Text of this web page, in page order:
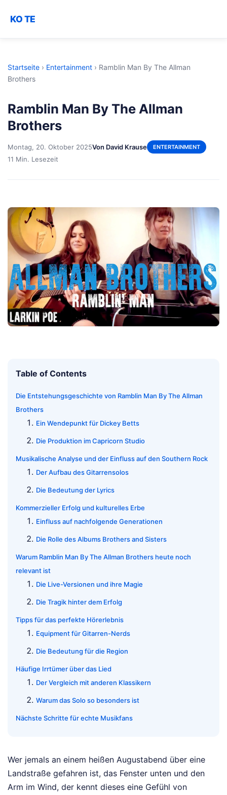
KO TE
Startseite › Entertainment › Ramblin Man By The Allman
Brothers
Ramblin Man By The Allman
Brothers
Montag, 20. Oktober 2025Von David Krause ENTERTAINMENT
11 Min. Lesezeit
Table of Contents
Die Entstehungsgeschichte von Ramblin Man By The Allman
Brothers
Ein Wendepunkt für Dickey Betts
Die Produktion im Capricorn Studio
Musikalische Analyse und der Einfluss auf den Southern Rock
Der Aufbau des Gitarrensolos
Die Bedeutung der Lyrics
Kommerzieller Erfolg und kulturelles Erbe
Einfluss auf nachfolgende Generationen
Die Rolle des Albums Brothers and Sisters
Warum Ramblin Man By The Allman Brothers heute noch
relevant ist
Die Live-Versionen und ihre Magie
Die Tragik hinter dem Erfolg
Tipps für das perfekte Hörerlebnis
Equipment für Gitarren-Nerds
Die Bedeutung für die Region
Häufige Irrtümer über das Lied
Der Vergleich mit anderen Klassikern
Warum das Solo so besonders ist
Nächste Schritte für echte Musikfans
Wer jemals an einem heißen Augustabend über eine
Landstraße gefahren ist, das Fenster unten und den
Arm im Wind, der kennt dieses eine Gefühl von